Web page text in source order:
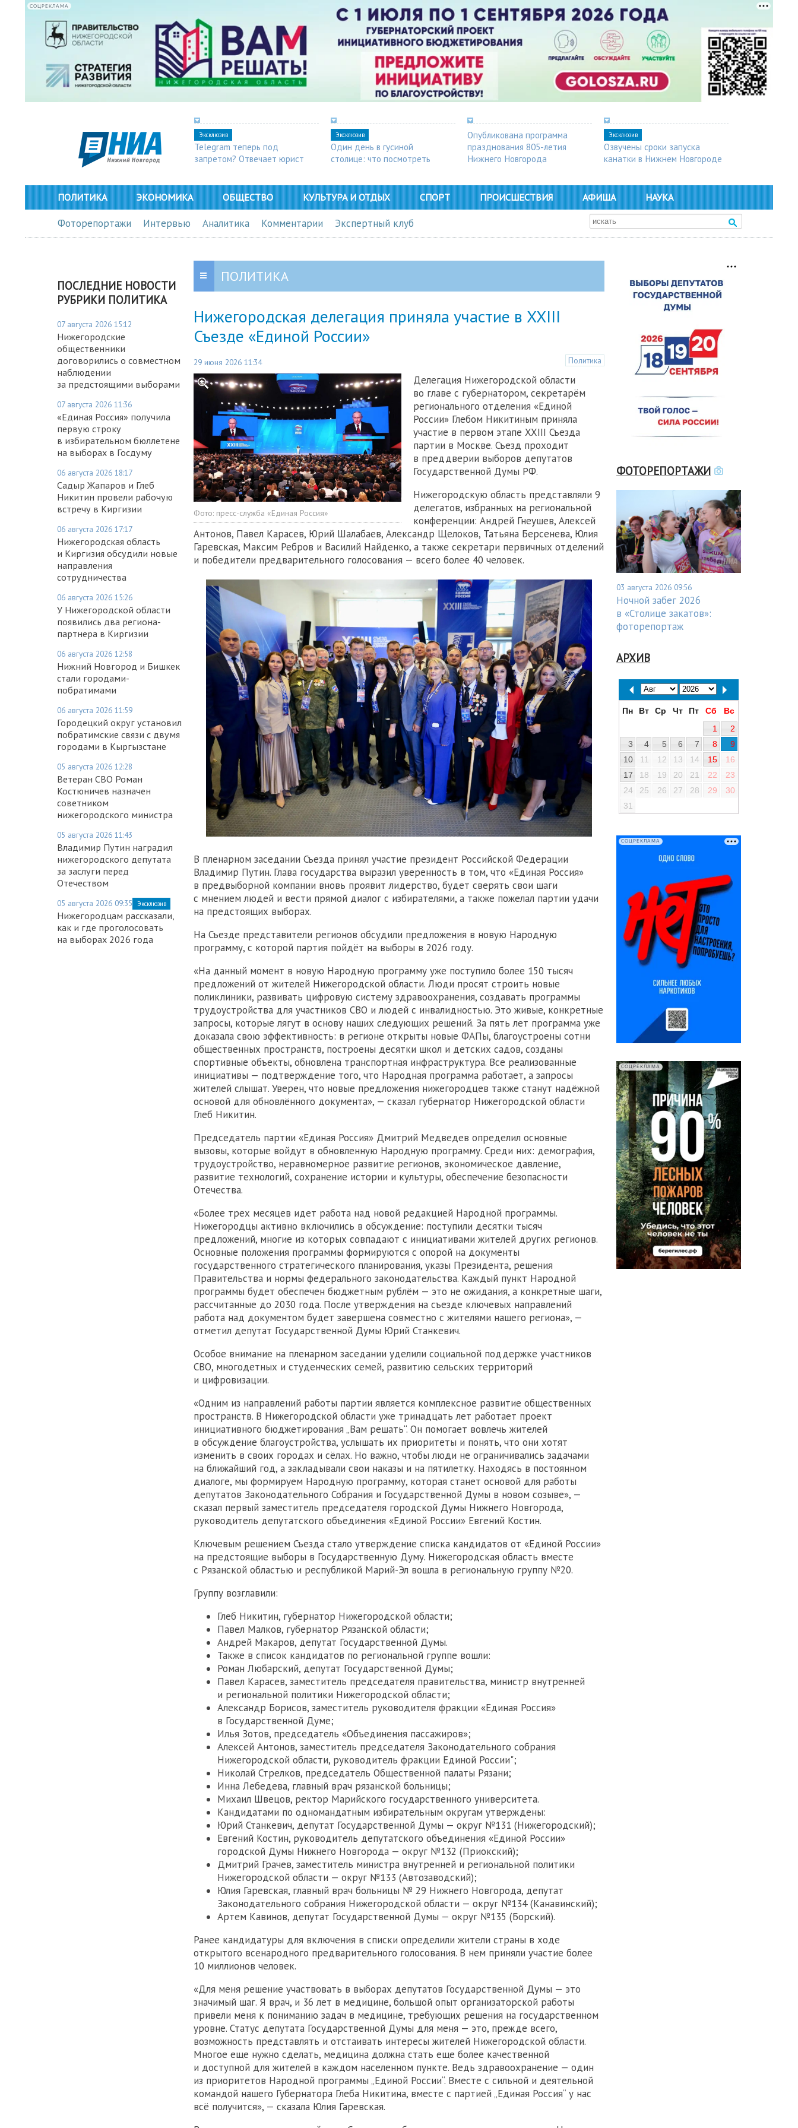
СОЦРЕКЛАМА
Эксклюзив
Telegram теперь под
запретом? Отвечает юрист
Эксклюзив
Один день в гусиной
столице: что посмотреть
Опубликована программа
празднования 805-летия
Нижнего Новгорода
Эксклюзив
Озвучены сроки запуска
канатки в Нижнем Новгороде
ПОЛИТИКА ЭКОНОМИКА ОБЩЕСТВО КУЛЬТУРА И ОТДЫХ СПОРТ ПРОИСШЕСТВИЯ АФИША НАУКА
Фоторепортажи Интервью Аналитика Комментарии Экспертный клуб
ПОСЛЕДНИЕ НОВОСТИ
РУБРИКИ ПОЛИТИКА
07 августа 2026 15:12
Нижегородские
общественники
договорились о совместном
наблюдении
за предстоящими выборами
07 августа 2026 11:36
«Единая Россия» получила
первую строку
в избирательном бюллетене
на выборах в Госдуму
06 августа 2026 18:17
Садыр Жапаров и Глеб
Никитин провели рабочую
встречу в Киргизии
06 августа 2026 17:17
Нижегородская область
и Киргизия обсудили новые
направления
сотрудничества
06 августа 2026 15:26
У Нижегородской области
появились два региона-
партнера в Киргизии
06 августа 2026 12:58
Нижний Новгород и Бишкек
стали городами-
побратимами
06 августа 2026 11:59
Городецкий округ установил
побратимские связи с двумя
городами в Кыргызстане
05 августа 2026 12:28
Ветеран СВО Роман
Костюничев назначен
советником
нижегородского министра
05 августа 2026 11:43
Владимир Путин наградил
нижегородского депутата
за заслуги перед
Отечеством
05 августа 2026 09:35 Эксклюзив
Нижегородцам рассказали,
как и где проголосовать
на выборах 2026 года
ПОЛИТИКА
Нижегородская делегация приняла участие в XXIII
Съезде «Единой России»
29 июня 2026 11:34 Политика
Фото: пресс-служба «Единая Россия»
Делегация Нижегородской области
во главе с губернатором, секретарём
регионального отделения «Единой
России» Глебом Никитиным приняла
участие в первом этапе XXIII Съезда
партии в Москве. Съезд проходит
в преддверии выборов депутатов
Государственной Думы РФ.
Нижегородскую область представляли 9
делегатов, избранных на региональной
конференции: Андрей Гнеушев, Алексей
Антонов, Павел Карасев, Юрий Шалабаев, Александр Щелоков, Татьяна Берсенева, Юлия
Гаревская, Максим Ребров и Василий Найденко, а также секретари первичных отделений
и победители предварительного голосования — всего более 40 человек.
В пленарном заседании Съезда принял участие президент Российской Федерации
Владимир Путин. Глава государства выразил уверенность в том, что «Единая Россия»
в предвыборной компании вновь проявит лидерство, будет сверять свои шаги
с мнением людей и вести прямой диалог с избирателями, а также пожелал партии удачи
на предстоящих выборах.
На Съезде представители регионов обсудили предложения в новую Народную
программу, с которой партия пойдёт на выборы в 2026 году.
«На данный момент в новую Народную программу уже поступило более 150 тысяч
предложений от жителей Нижегородской области. Люди просят строить новые
поликлиники, развивать цифровую систему здравоохранения, создавать программы
трудоустройства для участников СВО и людей с инвалидностью. Это живые, конкретные
запросы, которые лягут в основу наших следующих решений. За пять лет программа уже
доказала свою эффективность: в регионе открыты новые ФАПы, благоустроены сотни
общественных пространств, построены десятки школ и детских садов, созданы
спортивные объекты, обновлена транспортная инфраструктура. Все реализованные
инициативы — подтверждение того, что Народная программа работает, а запросы
жителей слышат. Уверен, что новые предложения нижегородцев также станут надёжной
основой для обновлённого документа», — сказал губернатор Нижегородской области
Глеб Никитин.
Председатель партии «Единая Россия» Дмитрий Медведев определил основные
вызовы, которые войдут в обновленную Народную программу. Среди них: демография,
трудоустройство, неравномерное развитие регионов, экономическое давление,
развитие технологий, сохранение истории и культуры, обеспечение безопасности
Отечества.
«Более трех месяцев идет работа над новой редакцией Народной программы.
Нижегородцы активно включились в обсуждение: поступили десятки тысяч
предложений, многие из которых совпадают с инициативами жителей других регионов.
Основные положения программы формируются с опорой на документы
государственного стратегического планирования, указы Президента, решения
Правительства и нормы федерального законодательства. Каждый пункт Народной
программы будет обеспечен бюджетным рублём — это не ожидания, а конкретные шаги,
рассчитанные до 2030 года. После утверждения на съезде ключевых направлений
работа над документом будет завершена совместно с жителями нашего региона», —
отметил депутат Государственной Думы Юрий Станкевич.
Особое внимание на пленарном заседании уделили социальной поддержке участников
СВО, многодетных и студенческих семей, развитию сельских территорий
и цифровизации.
«Одним из направлений работы партии является комплексное развитие общественных
пространств. В Нижегородской области уже тринадцать лет работает проект
инициативного бюджетирования „Вам решать“. Он помогает вовлечь жителей
в обсуждение благоустройства, услышать их приоритеты и понять, что они хотят
изменить в своих городах и сёлах. Но важно, чтобы люди не ограничивались задачами
на ближайший год, а закладывали свои наказы и на пятилетку. Находясь в постоянном
диалоге, мы формируем Народную программу, которая станет основой для работы
депутатов Законодательного Собрания и Государственной Думы в новом созыве», —
сказал первый заместитель председателя городской Думы Нижнего Новгорода,
руководитель депутатского объединения «Единой России» Евгений Костин.
Ключевым решением Съезда стало утверждение списка кандидатов от «Единой России»
на предстоящие выборы в Государственную Думу. Нижегородская область вместе
с Рязанской областью и республикой Марий-Эл вошла в региональную группу №20.
Группу возглавили:
Глеб Никитин, губернатор Нижегородской области;
Павел Малков, губернатор Рязанской области;
Андрей Макаров, депутат Государственной Думы.
Также в список кандидатов по региональной группе вошли:
Роман Любарский, депутат Государственной Думы;
Павел Карасев, заместитель председателя правительства, министр внутренней
и региональной политики Нижегородской области;
Александр Борисов, заместитель руководителя фракции «Единая Россия»
в Государственной Думе;
Илья Зотов, председатель «Объединения пассажиров»;
Алексей Антонов, заместитель председателя Законодательного собрания
Нижегородской области, руководитель фракции Единой России";
Николай Стрелков, председатель Общественной палаты Рязани;
Инна Лебедева, главный врач рязанской больницы;
Михаил Швецов, ректор Марийского государственного университета.
Кандидатами по одномандатным избирательным округам утверждены:
Юрий Станкевич, депутат Государственной Думы — округ №131 (Нижегородский);
Евгений Костин, руководитель депутатского объединения «Единой России»
городской Думы Нижнего Новгорода — округ №132 (Приокский);
Дмитрий Грачев, заместитель министра внутренней и региональной политики
Нижегородской области — округ №133 (Автозаводский);
Юлия Гаревская, главный врач больницы № 29 Нижнего Новгорода, депутат
Законодательного собрания Нижегородской области — округ №134 (Канавинский);
Артем Кавинов, депутат Государственной Думы — округ №135 (Борский).
Ранее кандидатуры для включения в списки определили жители страны в ходе
открытого всенародного предварительного голосования. В нем приняли участие более
10 миллионов человек.
«Для меня решение участвовать в выборах депутатов Государственной Думы — это
значимый шаг. Я врач, и 36 лет в медицине, большой опыт организаторской работы
привели меня к пониманию задач в медицине, требующих решения на государственном
уровне. Статус депутата Государственной Думы для меня — это, прежде всего,
возможность представлять и отстаивать интересы жителей Нижегородской области.
Многое еще нужно сделать, медицина должна стать еще более качественной
и доступной для жителей в каждом населенном пункте. Ведь здравоохранение — один
из приоритетов Народной программы „Единой России“. Вместе с сильной и деятельной
командой нашего Губернатора Глеба Никитина, вместе с партией „Единая Россия“ у нас
всё получится», — сказала Юлия Гаревская.
ФОТОРЕПОРТАЖИ
03 августа 2026 09:56
Ночной забег 2026
в «Столице закатов»:
фоторепортаж
АРХИВ
Пн Вт Ср Чт Пт Сб
Вс
1
2
3
4 5 6 7 8
9
10
11 12 13 14 15
16
17
18 19 20 21 22
23
24
25 26 27 28 29
30
31
СОЦРЕКЛАМА
СОЦРЕКЛАМА